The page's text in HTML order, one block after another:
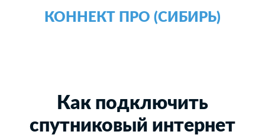
КОННЕКТ ПРО (СИБИРЬ)
Как подключить
спутниковый интернет